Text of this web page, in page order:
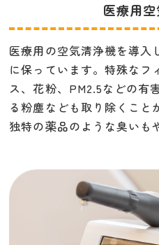
医療用
医療用の空気清浄機を導入
に保っています。特殊なフ
ス、花粉、PM2.5などの有
る粉塵なども取り除くこと
独特の薬品のような臭いも